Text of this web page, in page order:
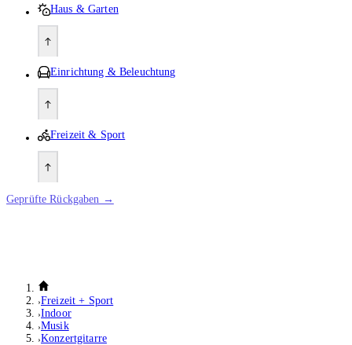
Haus & Garten
Einrichtung & Beleuchtung
Freizeit & Sport
Geprüfte Rückgaben →
Freizeit + Sport
Indoor
Musik
Konzertgitarre